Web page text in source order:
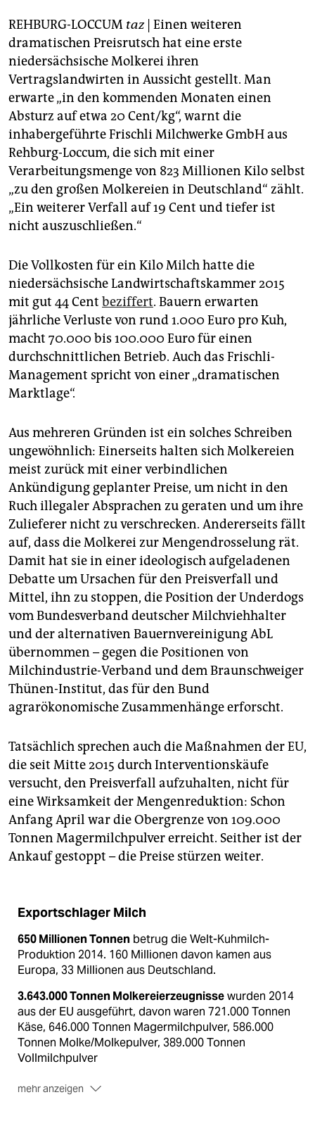
unterstützen
abo
genossenschaft
epaper login
REHBURG-LOCCUM taz| Einen weiteren
dramatischen Preisrutsch hat eine erste
niedersächsische Molkerei ihren
Vertragslandwirten in Aussicht gestellt. Man
erwarte „in den kommenden Monaten einen
Absturz auf etwa 20 Cent/kg“, warnt die
inhabergeführte Frischli Milchwerke GmbH aus
Rehburg-Loccum, die sich mit einer
Verarbeitungsmenge von 823 Millionen Kilo selbst
„zu den großen Molkereien in Deutschland“ zählt.
„Ein weiterer Verfall auf 19 Cent und tiefer ist
nicht auszuschließen.“
Die Vollkosten für ein Kilo Milch hatte die
niedersächsische Landwirtschaftskammer 2015
mit gut 44 Cent beziffert. Bauern erwarten
jährliche Verluste von rund 1.000 Euro pro Kuh,
macht 70.000 bis 100.000 Euro für einen
durchschnittlichen Betrieb. Auch das Frischli-
Management spricht von einer „dramatischen
Marktlage“.
Aus mehreren Gründen ist ein solches Schreiben
ungewöhnlich: Einerseits halten sich Molkereien
meist zurück mit einer verbindlichen
Ankündigung geplanter Preise, um nicht in den
Ruch illegaler Absprachen zu geraten und um ihre
Zulieferer nicht zu verschrecken. Andererseits fällt
auf, dass die Molkerei zur Mengendrosselung rät.
Damit hat sie in einer ideologisch aufgeladenen
Debatte um Ursachen für den Preisverfall und
Mittel, ihn zu stoppen, die Position der Underdogs
vom Bundesverband deutscher Milchviehhalter
und der alternativen Bauernvereinigung AbL
übernommen – gegen die Positionen von
Milchindustrie-Verband und dem Braunschweiger
Thünen-Institut, das für den Bund
agrarökonomische Zusammenhänge erforscht.
Tatsächlich sprechen auch die Maßnahmen der EU,
die seit Mitte 2015 durch Interventionskäufe
versucht, den Preisverfall aufzuhalten, nicht für
eine Wirksamkeit der Mengenreduktion: Schon
Anfang April war die Obergrenze von 109.000
Tonnen Magermilchpulver erreicht. Seither ist der
Ankauf gestoppt – die Preise stürzen weiter.
Exportschlager Milch
650 Millionen Tonnen betrug die Welt-Kuhmilch-
Produktion 2014. 160 Millionen davon kamen aus
Europa, 33 Millionen aus Deutschland.
3.643.000 Tonnen Molkereierzeugnissewurden 2014
aus der EU ausgeführt, davon waren 721.000 Tonnen
Käse, 646.000 Tonnen Magermilchpulver, 586.000
Tonnen Molke/Molkepulver, 389.000 Tonnen
Vollmilchpulver
mehr anzeigen